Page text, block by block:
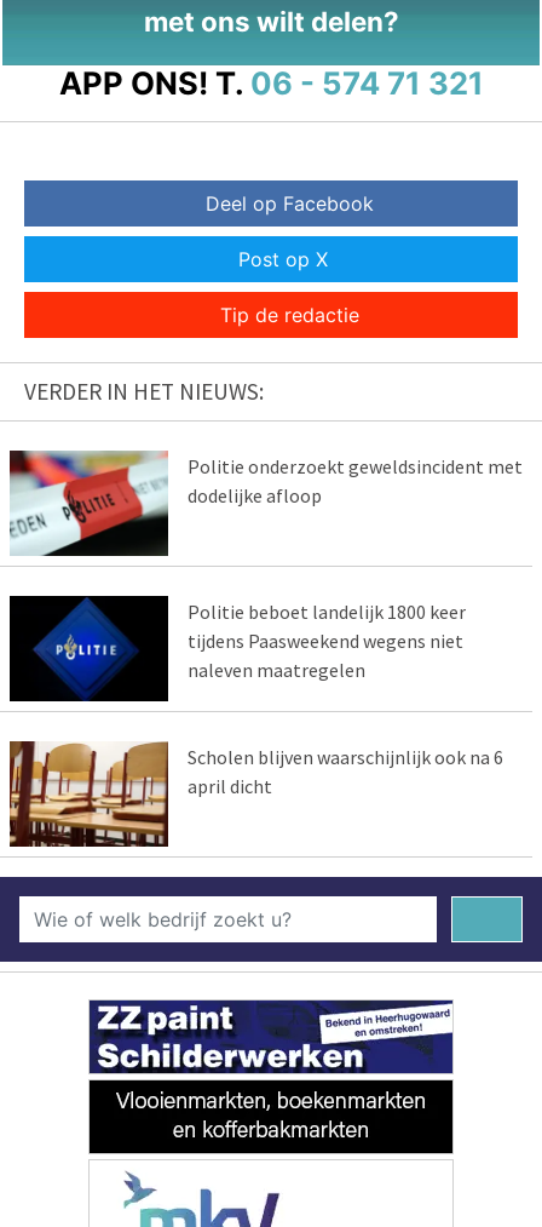
met ons wilt delen?
APP ONS! T. 06 - 574 71 321
Deel op Facebook
Post op X
Tip de redactie
VERDER IN HET NIEUWS:
Politie onderzoekt geweldsincident met
dodelijke afloop
Politie beboet landelijk 1800 keer
tijdens Paasweekend wegens niet
naleven maatregelen
Scholen blijven waarschijnlijk ook na 6
april dicht